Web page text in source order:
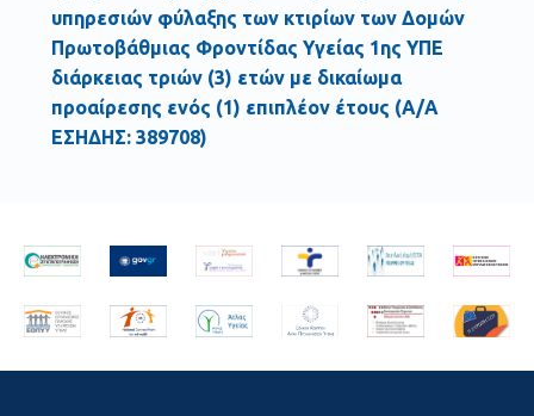
υπηρεσιών φύλαξης των κτιρίων των Δομών
Πρωτοβάθμιας Φροντίδας Υγείας 1ης ΥΠΕ
διάρκειας τριών (3) ετών με δικαίωμα
προαίρεσης ενός (1) επιπλέον έτους (Α/Α
ΕΣΗΔΗΣ: 389708)